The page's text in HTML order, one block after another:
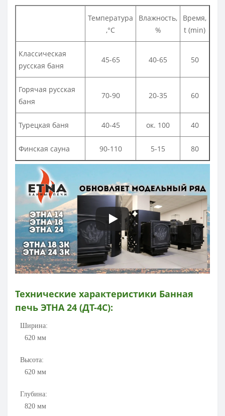
Температура
,°С
Влажность,
%
Время,
t (min)
Классическая
русская баня
45-65 40-65 50
Горячая русская
баня
70-90 20-35 60
Турецкая баня 40-45 ок. 100 40
Финская сауна 90-110 5-15 80
Технические характеристики Банная
печь ЭТНА 24 (ДТ-4С):
Ширина:
620 мм
Высота:
620 мм
Глубина:
820 мм